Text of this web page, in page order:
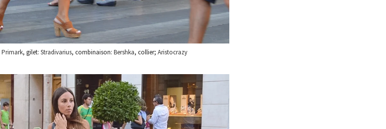
Primark, gilet: Stradivarius, combinaison: Bershka, collier; Aristocrazy